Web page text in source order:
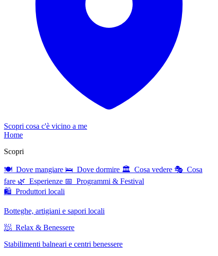
Scopri cosa c'è vicino a me
Home
Scopri
🍽 Dove mangiare 🛌 Dove dormire 🏛 Cosa vedere 🎭 Cosa
fare 🌿 Esperienze 📅 Programmi & Festival
🛍 Produttori locali
Botteghe, artigiani e sapori locali
🧖 Relax & Benessere
Stabilimenti balneari e centri benessere